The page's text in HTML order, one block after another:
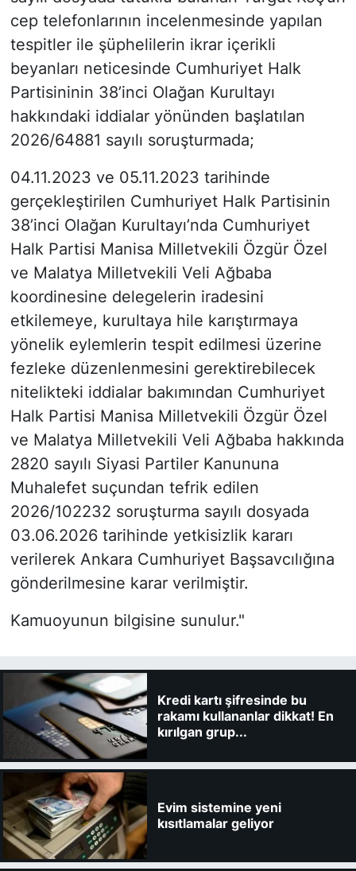
cep telefonlarının incelenmesinde yapılan
tespitler ile şüphelilerin ikrar içerikli
beyanları neticesinde Cumhuriyet Halk
Partisininin 38’inci Olağan Kurultayı
hakkındaki iddialar yönünden başlatılan
2026/64881 sayılı soruşturmada;
04.11.2023 ve 05.11.2023 tarihinde
gerçekleştirilen Cumhuriyet Halk Partisinin
38’inci Olağan Kurultayı’nda Cumhuriyet
Halk Partisi Manisa Milletvekili Özgür Özel
ve Malatya Milletvekili Veli Ağbaba
koordinesine delegelerin iradesini
etkilemeye, kurultaya hile karıştırmaya
yönelik eylemlerin tespit edilmesi üzerine
fezleke düzenlenmesini gerektirebilecek
nitelikteki iddialar bakımından Cumhuriyet
Halk Partisi Manisa Milletvekili Özgür Özel
ve Malatya Milletvekili Veli Ağbaba hakkında
2820 sayılı Siyasi Partiler Kanununa
Muhalefet suçundan tefrik edilen
2026/102232 soruşturma sayılı dosyada
03.06.2026 tarihinde yetkisizlik kararı
verilerek Ankara Cumhuriyet Başsavcılığına
gönderilmesine karar verilmiştir.
Kamuoyunun bilgisine sunulur."
Kredi kartı şifresinde bu
rakamı kullananlar dikkat! En
kırılgan grup...
Evim sistemine yeni
kısıtlamalar geliyor